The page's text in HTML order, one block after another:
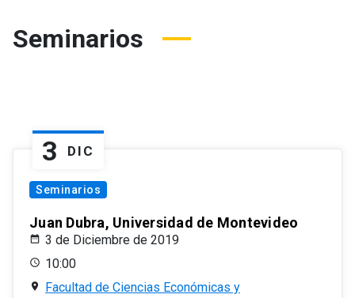
Seminarios
3 DIC
Seminarios
Juan Dubra, Universidad de Montevideo
3 de Diciembre de 2019
10:00
Facultad de Ciencias Económicas y